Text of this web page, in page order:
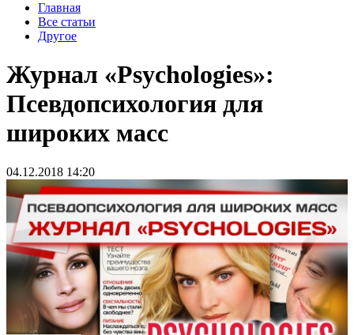
Главная
Все статьи
Другое
Журнал «Psychologies»:
Псевдопсихология для
широких масс
04.12.2018 14:20